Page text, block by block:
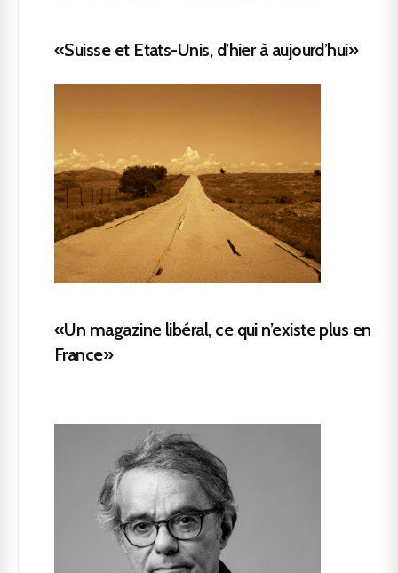
«Suisse et Etats-Unis, d’hier à aujourd’hui»
«Un magazine libéral, ce qui n’existe plus en
France»